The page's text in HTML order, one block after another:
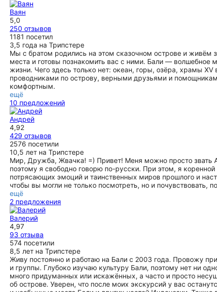
Ваян
5,0
250 отзывов
1181 посетил
3,5 года на Трипстере
Мы с братом родились на этом сказочном острове и
места и готовы познакомить вас с ними. Бали — волшебное
жизни. Чего здесь только нет: океан, горы, озёра, храмы
проводниками по острову, верными друзьями и
комфортным.
ещё
10 предложений
Андрей
4,92
429 отзывов
2576 посетили
10,5 лет на Трипстере
Мир, Дружба, Жвачка! =) Привет! Меня можно просто звать
поэтому я свободно говорю по-русски. При этом, я
потрясающих эмоций и таинственных миров прошлого и
чтобы вы могли не только посмотреть, но и почувствовать,
ещё
2 предложения
Валерий
4,97
93 отзыва
574 посетили
8,5 лет на Трипстере
Живу постоянно и работаю на Бали с 2003 года. Провожу
и группы. Глубоко изучаю культуру Бали, поэтому нет ни
много придуманных или искажённых, а часто и просто
об острове. Уверен, что после моих экскурсий у вас